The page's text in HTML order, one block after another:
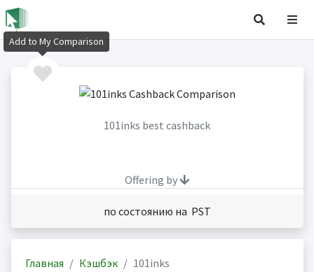
101inks best cashback
Offering by
по состоянию на PST
Главная Кэшбэк 101inks
Add to My Comparison